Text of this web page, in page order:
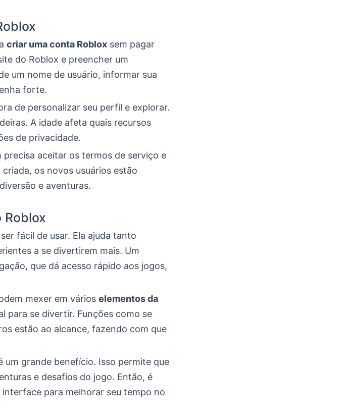
criar uma conta Roblox sem pagar
do Roblox e preencher um
um nome de usuário, informar sua
forte.
de personalizar seu perfil e explorar.
A idade afeta quais recursos
de privacidade.
precisa aceitar os termos de serviço e
os novos usuários estão
e aventuras.
fácil de usar. Ela ajuda tanto
a se divertirem mais. Um
que dá acesso rápido aos jogos,
mexer em vários elementos da
para se divertir. Funções como se
estão ao alcance, fazendo com que
um grande benefício. Isso permite que
e desafios do jogo. Então, é
para melhorar seu tempo no